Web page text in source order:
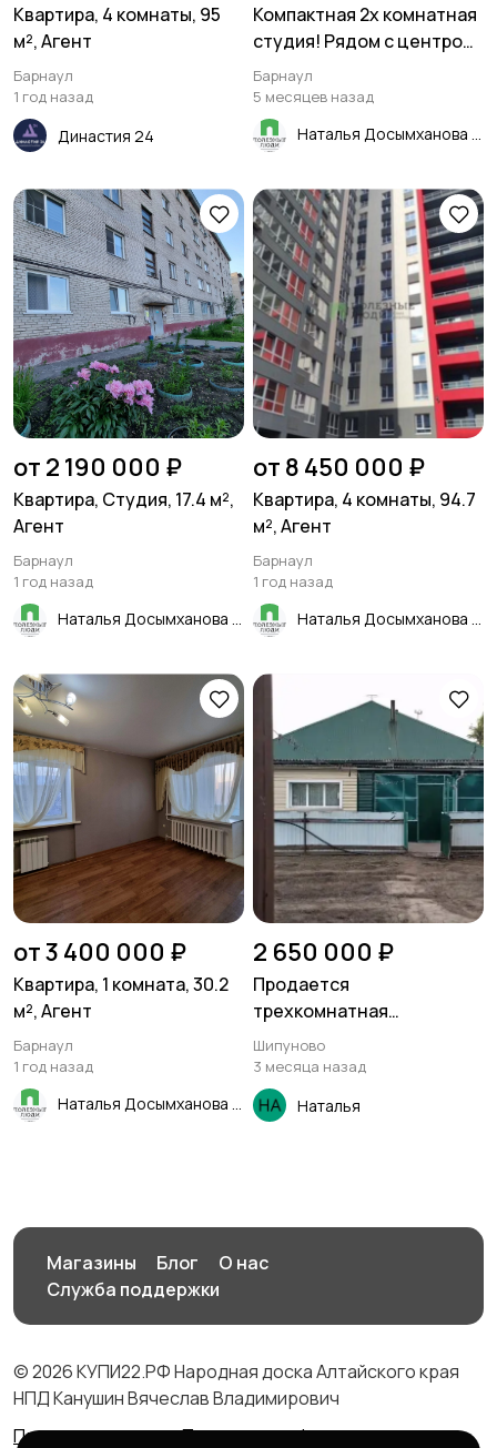
Квартира, 4 комнаты, 95
м², Агент
Барнаул
1 год назад
Династия 24
Компактная 2х комнатная
студия! Рядом с центром!
В теплом, кирпичном
доме! Барнаул
Барнаул
5 месяцев назад
Наталья Досымханова
от 2 190 000 ₽
Квартира, Студия, 17.4 м²,
Агент
Барнаул
1 год назад
Наталья Досымханова
от 8 450 000 ₽
Квартира, 4 комнаты, 94.7
м², Агент
Барнаул
1 год назад
Наталья Досымханова
от 3 400 000 ₽
Квартира, 1 комната, 30.2
м², Агент
Барнаул
1 год назад
Наталья Досымханова
2 650 000 ₽
Продается
трехкомнатная
благоустроенная
квартира в
двухквартирном доме
Шипуново
3 месяца назад
Наталья
Магазины Блог
О нас
Служба поддержки
© 2026 КУПИ22.РФ Народная доска Алтайского края
НПД Канушин Вячеслав Владимирович
Правила сервиса
Политика конфиденциальности